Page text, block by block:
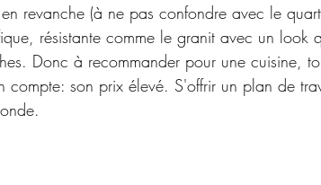
revanche (à ne pas confondre avec le
résistante comme le granit avec un look
Donc à recommander pour une cuisine,
compte: son prix élevé. S'offrir un plan de